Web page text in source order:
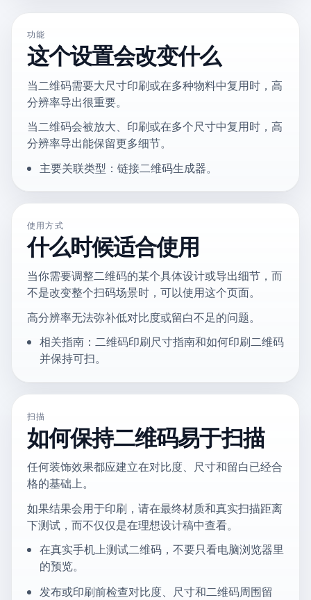
功能
这个设置会改变什么
当二维码需要大尺寸印刷或在多种物料中复用时，高
分辨率导出很重要。
当二维码会被放大、印刷或在多个尺寸中复用时，高
分辨率导出能保留更多细节。
主要关联类型：链接二维码生成器。
使用方式
什么时候适合使用
当你需要调整二维码的某个具体设计或导出细节，而
不是改变整个扫码场景时，可以使用这个页面。
高分辨率无法弥补低对比度或留白不足的问题。
相关指南：二维码印刷尺寸指南和如何印刷二维码
并保持可扫。
扫描
如何保持二维码易于扫描
任何装饰效果都应建立在对比度、尺寸和留白已经合
格的基础上。
如果结果会用于印刷，请在最终材质和真实扫描距离
下测试，而不仅仅是在理想设计稿中查看。
在真实手机上测试二维码，不要只看电脑浏览器里
的预览。
发布或印刷前检查对比度、尺寸和二维码周围留